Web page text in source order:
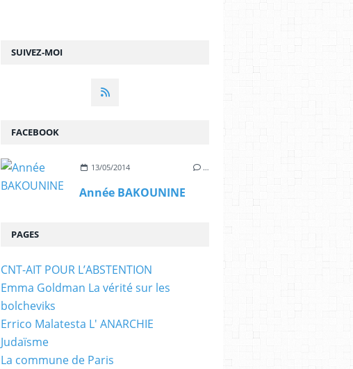
SUIVEZ-MOI
FACEBOOK
13/05/2014 …
Année BAKOUNINE
PAGES
CNT-AIT POUR L’ABSTENTION
Emma Goldman La vérité sur les
bolcheviks
Errico Malatesta L' ANARCHIE
Judaïsme
La commune de Paris